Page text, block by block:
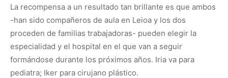
La recompensa a un resultado tan brillante es que ambos
-han sido compañeros de aula en Leioa y los dos
proceden de familias trabajadoras- pueden elegir la
especialidad y el hospital en el que van a seguir
formándose durante los próximos años. Iria va para
pediatra; Iker para cirujano plástico.